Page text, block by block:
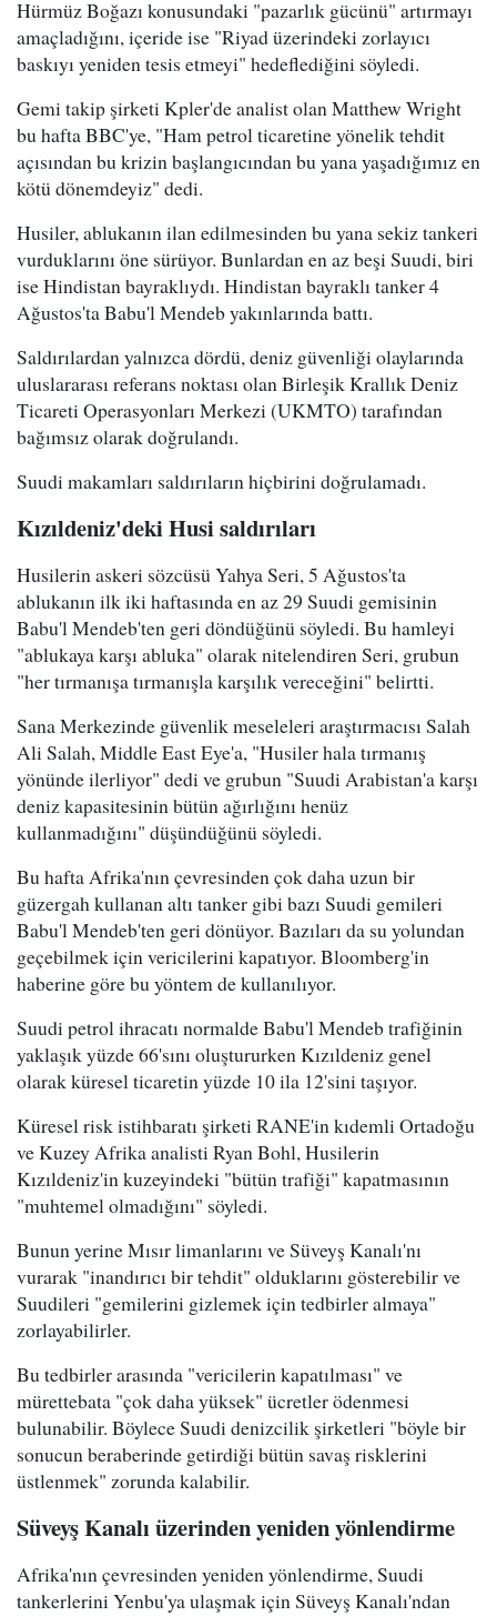
Hürmüz Boğazı konusundaki "pazarlık gücünü" artırmayı
amaçladığını, içeride ise "Riyad üzerindeki zorlayıcı
baskıyı yeniden tesis etmeyi" hedeflediğini söyledi.
Gemi takip şirketi Kpler'de analist olan Matthew Wright
bu hafta BBC'ye, "Ham petrol ticaretine yönelik tehdit
açısından bu krizin başlangıcından bu yana yaşadığımız en
kötü dönemdeyiz" dedi.
Husiler, ablukanın ilan edilmesinden bu yana sekiz tankeri
vurduklarını öne sürüyor. Bunlardan en az beşi Suudi, biri
ise Hindistan bayraklıydı. Hindistan bayraklı tanker 4
Ağustos'ta Babu'l Mendeb yakınlarında battı.
Saldırılardan yalnızca dördü, deniz güvenliği olaylarında
uluslararası referans noktası olan Birleşik Krallık Deniz
Ticareti Operasyonları Merkezi (UKMTO) tarafından
bağımsız olarak doğrulandı.
Suudi makamları saldırıların hiçbirini doğrulamadı.
Kızıldeniz'deki Husi saldırıları
Husilerin askeri sözcüsü Yahya Seri, 5 Ağustos'ta
ablukanın ilk iki haftasında en az 29 Suudi gemisinin
Babu'l Mendeb'ten geri döndüğünü söyledi. Bu hamleyi
"ablukaya karşı abluka" olarak nitelendiren Seri, grubun
"her tırmanışa tırmanışla karşılık vereceğini" belirtti.
Sana Merkezinde güvenlik meseleleri araştırmacısı Salah
Ali Salah, Middle East Eye'a, "Husiler hala tırmanış
yönünde ilerliyor" dedi ve grubun "Suudi Arabistan'a karşı
deniz kapasitesinin bütün ağırlığını henüz
kullanmadığını" düşündüğünü söyledi.
Bu hafta Afrika'nın çevresinden çok daha uzun bir
güzergah kullanan altı tanker gibi bazı Suudi gemileri
Babu'l Mendeb'ten geri dönüyor. Bazıları da su yolundan
geçebilmek için vericilerini kapatıyor. Bloomberg'in
haberine göre bu yöntem de kullanılıyor.
Suudi petrol ihracatı normalde Babu'l Mendeb trafiğinin
yaklaşık yüzde 66'sını oluştururken Kızıldeniz genel
olarak küresel ticaretin yüzde 10 ila 12'sini taşıyor.
Küresel risk istihbaratı şirketi RANE'in kıdemli Ortadoğu
ve Kuzey Afrika analisti Ryan Bohl, Husilerin
Kızıldeniz'in kuzeyindeki "bütün trafiği" kapatmasının
"muhtemel olmadığını" söyledi.
Bunun yerine Mısır limanlarını ve Süveyş Kanalı'nı
vurarak "inandırıcı bir tehdit" olduklarını gösterebilir ve
Suudileri "gemilerini gizlemek için tedbirler almaya"
zorlayabilirler.
Bu tedbirler arasında "vericilerin kapatılması" ve
mürettebata "çok daha yüksek" ücretler ödenmesi
bulunabilir. Böylece Suudi denizcilik şirketleri "böyle bir
sonucun beraberinde getirdiği bütün savaş risklerini
üstlenmek" zorunda kalabilir.
Süveyş Kanalı üzerinden yeniden yönlendirme
Afrika'nın çevresinden yeniden yönlendirme, Suudi
tankerlerini Yenbu'ya ulaşmak için Süveyş Kanalı'ndan